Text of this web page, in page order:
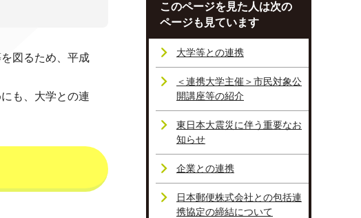
図るため、平成
も、大学との連
このページを見た人は次の
ページも見ています
大学等との連携
＜連携大学主催＞市民対象公
開講座等の紹介
東日本大震災に伴う重要なお
知らせ
企業との連携
日本郵便株式会社との包括連
携協定の締結について